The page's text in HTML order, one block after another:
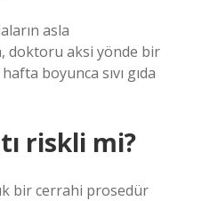
asla
doktoru aksi yönde bir
boyunca sıvı gıda
riskli mi?
bir cerrahi prosedür